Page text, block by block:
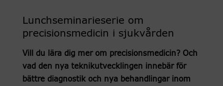
Lunchseminarieserie om
precisionsmedicin i sjukvården
Vill du lära dig mer om precisionsmedicin? Och
vad den nya teknikutvecklingen innebär för
bättre diagnostik och nya behandlingar inom